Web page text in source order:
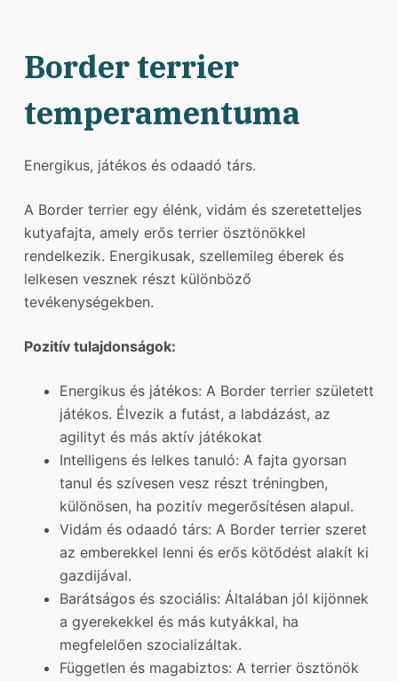
Border terrier
temperamentuma
Energikus, játékos és odaadó társ.
A Border terrier egy élénk, vidám és szeretetteljes
kutyafajta, amely erős terrier ösztönökkel
rendelkezik. Energikusak, szellemileg éberek és
lelkesen vesznek részt különböző
tevékenységekben.
Pozitív tulajdonságok:
Energikus és játékos: A Border terrier született
játékos. Élvezik a futást, a labdázást, az
agilityt és más aktív játékokat
Intelligens és lelkes tanuló: A fajta gyorsan
tanul és szívesen vesz részt tréningben,
különösen, ha pozitív megerősítésen alapul.
Vidám és odaadó társ: A Border terrier szeret
az emberekkel lenni és erős kötődést alakít ki
gazdijával.
Barátságos és szociális: Általában jól kijönnek
a gyerekekkel és más kutyákkal, ha
megfelelően szocializáltak.
Független és magabiztos: A terrier ösztönök